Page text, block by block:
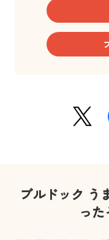
ブルドック う
っ